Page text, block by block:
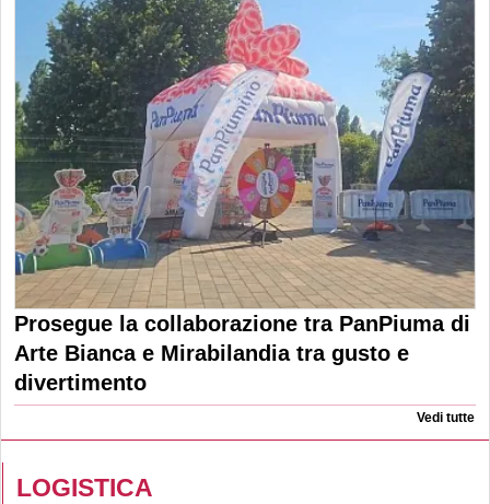
Prosegue la collaborazione tra PanPiuma di
Arte Bianca e Mirabilandia tra gusto e
divertimento
Vedi tutte
LOGISTICA